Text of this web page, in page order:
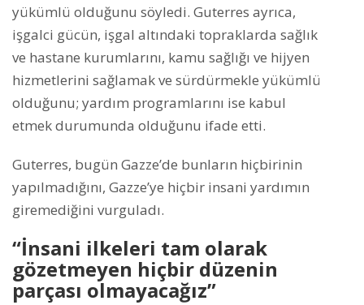
yükümlü olduğunu söyledi. Guterres ayrıca,
işgalci gücün, işgal altındaki topraklarda sağlık
ve hastane kurumlarını, kamu sağlığı ve hijyen
hizmetlerini sağlamak ve sürdürmekle yükümlü
olduğunu; yardım programlarını ise kabul
etmek durumunda olduğunu ifade etti.
Guterres, bugün Gazze’de bunların hiçbirinin
yapılmadığını, Gazze’ye hiçbir insani yardımın
giremediğini vurguladı.
“İnsani ilkeleri tam olarak
gözetmeyen hiçbir düzenin
parçası olmayacağız”